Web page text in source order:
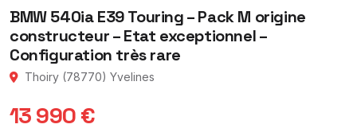
BMW 540ia E39 Touring – Pack M origine
constructeur – Etat exceptionnel –
Configuration très rare
Thoiry (78770) Yvelines
13 990 €